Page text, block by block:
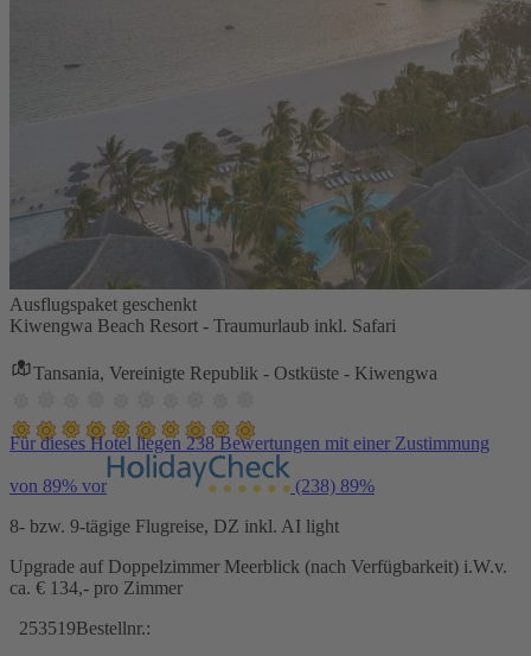
Ausflugspaket geschenkt
Kiwengwa Beach Resort - Traumurlaub inkl. Safari
Tansania, Vereinigte Republik - Ostküste - Kiwengwa
Für dieses Hotel liegen 238 Bewertungen mit einer Zustimmung
von 89% vor (238) 89%
8- bzw. 9-tägige Flugreise, DZ inkl. AI light
Upgrade auf Doppelzimmer Meerblick (nach Verfügbarkeit) i.W.v.
ca. € 134,- pro Zimmer
253519Bestellnr.: